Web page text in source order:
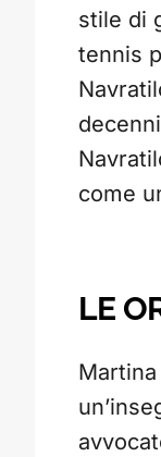
stile di
tennis
come
LE